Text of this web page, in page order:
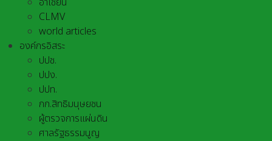
CLMV
world articles
องค์กรอิสระ
ปปช.
ปปง.
ปปท.
กก.สิทธิมนุษยชน
ผู้ตรวจการแผ่นดิน
ศาลรัฐธรรมนูญ